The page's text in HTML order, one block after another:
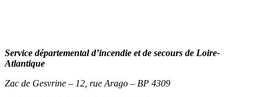
Service départemental d’incendie et de secours de Loire-
Atlantique
Zac de Gesvrine – 12, rue Arago – BP 4309